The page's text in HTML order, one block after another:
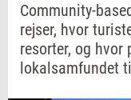
Community-
rejser, hvor
resorter, og
lokalsamfundet